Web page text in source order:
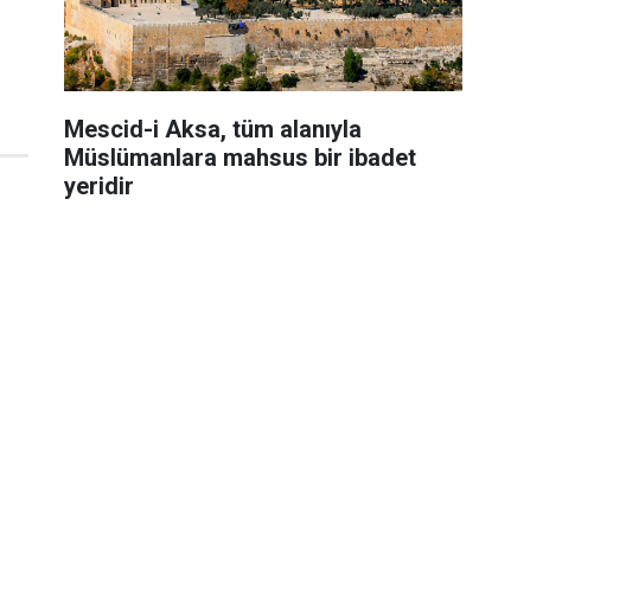
Mescid-i Aksa, tüm alanıyla
Müslümanlara mahsus bir ibadet
yeridir